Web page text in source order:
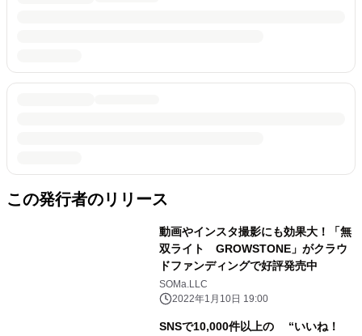
この発行者のリリース
動画やインスタ撮影にも効果大！「無
双ライト GROWSTONE」がクラウ
ドファンディングで好評発売中
SOMa.LLC
2022年1月10日 19:00
SNSで10,000件以上の “いいね！